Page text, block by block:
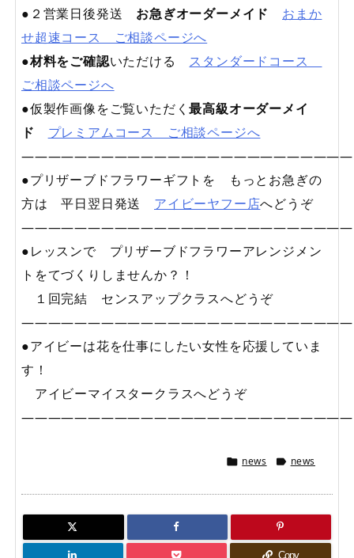
●２営業日後発送 お急ぎオーダーメイド
おまか
せ超速コース ご相談ページへ
●材料をご確認いただける スタンダードコース
ご相談ページへ
●仮製作画像をご覧いただく最高級オーダーメイ
ド
プレミアムコース ご相談ページへ
—————————————————————————
●プリザーブドフラワーギフトを もっとお急ぎの
方は 平日翌日発送 アイビーヤフー店へどうぞ
—————————————————————————
●レッスンで プリザーブドフラワーアレンジメン
トをてづくりしませんか？！
１回完結 センスアップクラスへどうぞ
—————————————————————————
●アイビーは花を仕事にしたい女性を応援していま
す！
アイビーマイスタークラスへどうぞ
—————————————————————————
 news  news
Copy